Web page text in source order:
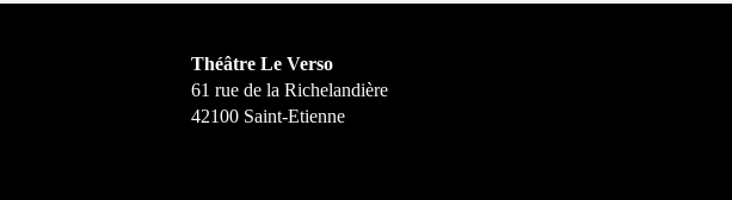
Théâtre Le Verso
61 rue de la Richelandière
42100 Saint-Etienne